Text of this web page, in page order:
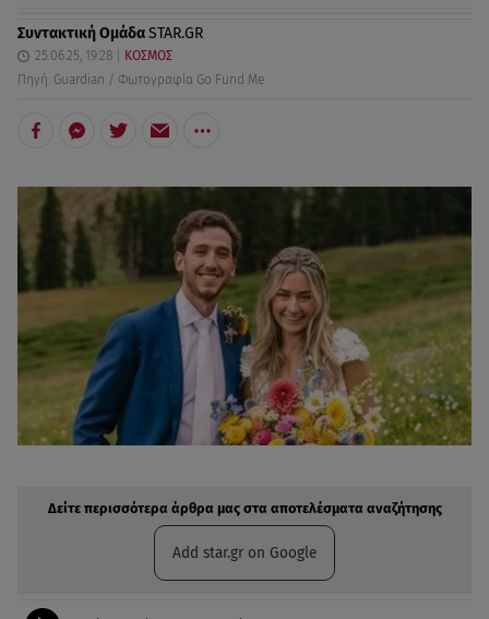
Συντακτική ΟμάδαSTAR.GR
25.06.25, 19:28
ΚΟΣΜΟΣ
Πηγή: Guardian / Φωτογραφία Go Fund Me
Δείτε περισσότερα άρθρα μας στα αποτελέσματα αναζήτησης
Add star.gr on Google